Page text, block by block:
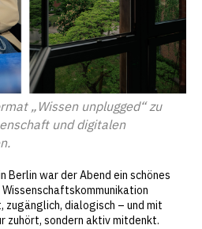
„Wissen unplugged“ zu
und digitalen
Berlin war der Abend ein schönes
zugänglich, dialogisch – und mit
zuhört, sondern aktiv mitdenkt.